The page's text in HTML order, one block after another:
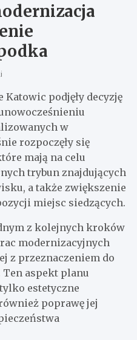
Katowic podjęły decyzję
w
rozpoczęły się
mają na celu
trybun znajdujących
a także zwiększenie
miejsc siedzących.
z kolejnych kroków
modernizacyjnych
z przeznaczeniem do
aspekt planu
estetyczne
poprawę jej